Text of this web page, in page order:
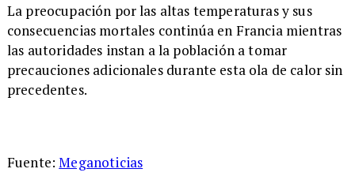
La preocupación por las altas temperaturas y sus
consecuencias mortales continúa en Francia mientras
las autoridades instan a la población a tomar
precauciones adicionales durante esta ola de calor sin
precedentes.
Fuente:Meganoticias